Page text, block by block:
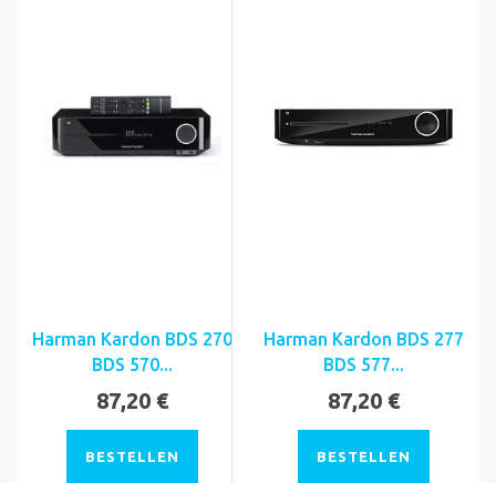
Harman Kardon BDS 270
BDS 570...
87,20 €
BESTELLEN
Harman Kardon BDS 277
BDS 577...
87,20 €
BESTELLEN